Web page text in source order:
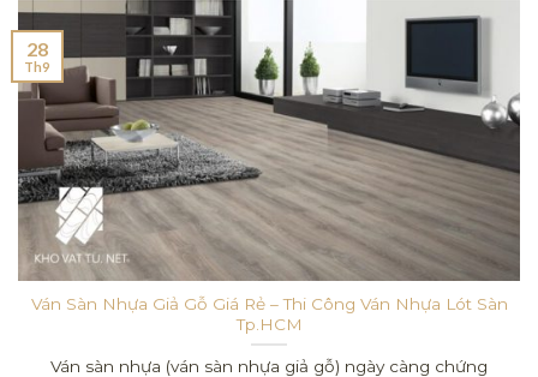
Ván Sàn Nhựa Giả Gỗ Giá Rẻ – Thi Công Ván Nhựa Lót Sàn
Tp.HCM
Ván sàn nhựa (ván sàn nhựa giả gỗ) ngày càng chứng
28
Th9